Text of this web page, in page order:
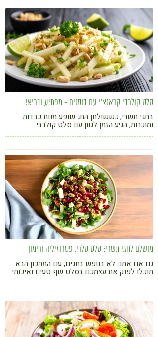
סלט קולרבי קראנצ'י עם בוטנים - מפתיע ובריא!
בחגי תשרי, כששולחן החג שופע מנות כבדות
ומוכרות, הגיע הזמן לגוון עם סלט קולרבי
מושלם לחגי תשרי: סלט סלרי, פטרוזיליה ורימון
גם אם אתם לא בנופש בחגים, עם המתכון הבא
תוכלו לפנק את עצמכם בסלט שף טעים ואיכותי